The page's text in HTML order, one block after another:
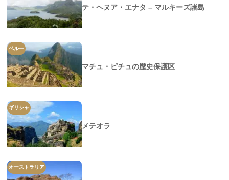
テ・ヘヌア・エナタ – マルキーズ諸島
ペルー
マチュ・ピチュの歴史保護区
ギリシャ
メテオラ
オーストラリア